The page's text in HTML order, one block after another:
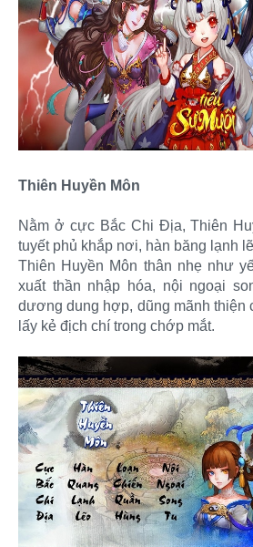
Thiên Huyền Môn
Nằm ở cực Bắc Chi Địa, Thiên
tuyết phủ khắp nơi, hàn băng lạnh
Thiên Huyền Môn thân nhẹ như
xuất thần nhập hóa, nội ngoại
dương dung hợp, dũng mãnh thiện
lấy kẻ địch chí trong chớp mắt.